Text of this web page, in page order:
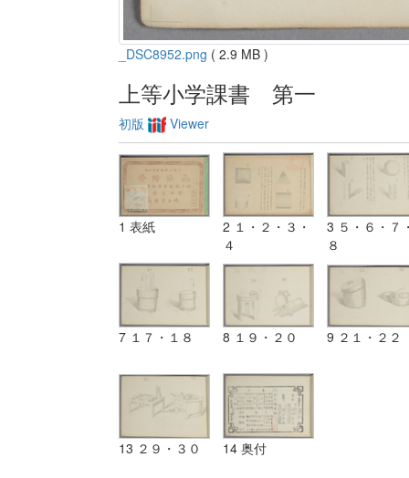
_DSC8952.png ( 2.9 MB )
上等小学課書 第一
初版 Viewer
1 表紙
2 １・２・３・
４
3 ５・６・７
８
7 １７・１８ 8 １９・２０ 9 ２１・２２
13 ２９・３０ 14 奥付